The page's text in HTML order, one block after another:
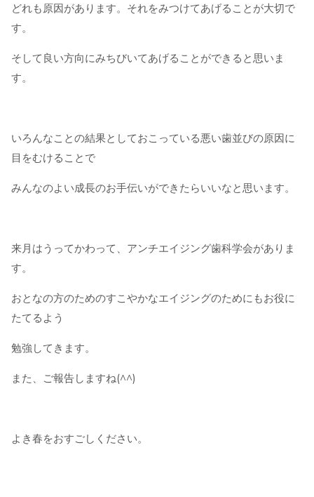
どれも原因があります。それをみつけてあげることが大切で
す。
そして良い方向にみちびいてあげることができると思いま
す。
いろんなことの結果としておこっている悪い歯並びの原因に
目をむけることで
みんなのよい成長のお手伝いができたらいいなと思います。
来月はうってかわって、アンチエイジング歯科学会がありま
す。
おとなの方のためのすこやかなエイジングのためにもお役に
たてるよう
勉強してきます。
また、ご報告しますね(^^)
よき春をおすごしください。